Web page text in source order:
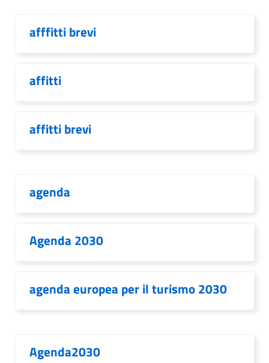
afffitti brevi
affitti
affitti brevi
agenda
Agenda 2030
agenda europea per il turismo 2030
Agenda2030